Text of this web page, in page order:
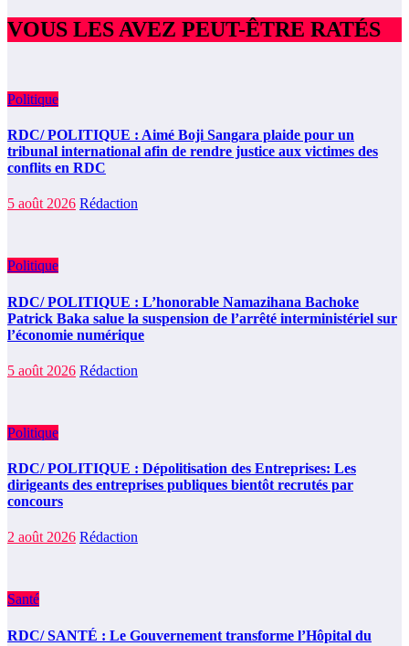
VOUS LES AVEZ PEUT-ÊTRE RATÉS
Politique
RDC/ POLITIQUE : Aimé Boji Sangara plaide pour un
tribunal international afin de rendre justice aux victimes des
conflits en RDC
5 août 2026 Rédaction
Politique
RDC/ POLITIQUE : L’honorable Namazihana Bachoke
Patrick Baka salue la suspension de l’arrêté interministériel sur
l’économie numérique
5 août 2026 Rédaction
Politique
RDC/ POLITIQUE : Dépolitisation des Entreprises: Les
dirigeants des entreprises publiques bientôt recrutés par
concours
2 août 2026 Rédaction
Santé
RDC/ SANTÉ : Le Gouvernement transforme l’Hôpital du